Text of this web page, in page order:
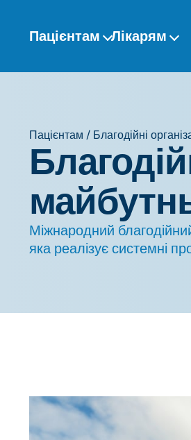
змістуПацієнтам Лікарям
Пацієнтам / Благодійні
Міжнародний
яка реалізує системні